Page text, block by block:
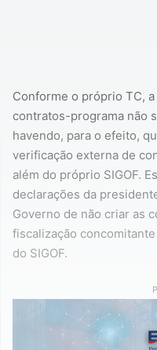
Conforme o próprio TC,
contratos-programa não
havendo, para o efeito,
verificação externa de
além do próprio SIGOF.
declarações da
Governo de não criar as
fiscalização
do SIGOF.